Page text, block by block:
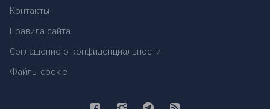
Контакты
Правила сайта
Соглашение о конфиденциальности
Файлы cookie